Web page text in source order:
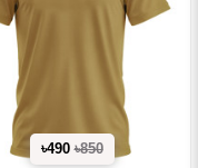
৳490৳850